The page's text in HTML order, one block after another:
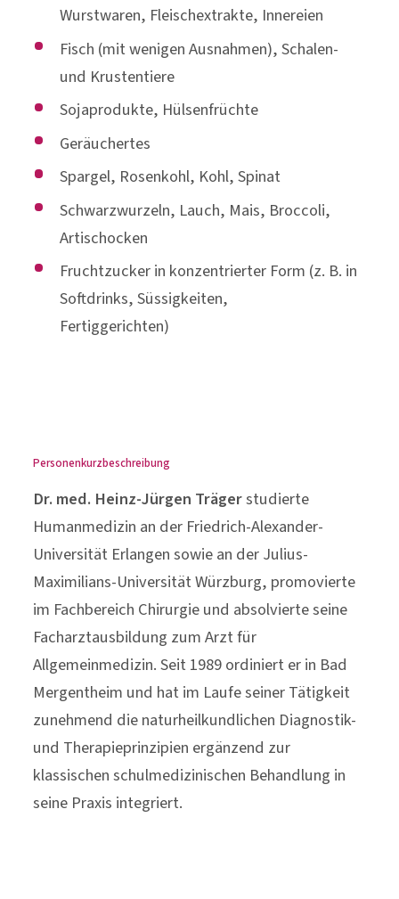
Wurstwaren, Fleischextrakte, Innereien
Fisch (mit wenigen Ausnahmen), Schalen-
und Krustentiere
Sojaprodukte, Hülsenfrüchte
Geräuchertes
Spargel, Rosenkohl, Kohl, Spinat
Schwarzwurzeln, Lauch, Mais, Broccoli,
Artischocken
Fruchtzucker in konzentrierter Form (z. B. in
Softdrinks, Süssigkeiten,
Fertiggerichten)
Personenkurzbeschreibung
Dr. med. Heinz-Jürgen Trägerstudierte
Humanmedizin an der Friedrich-Alexander-
Universität Erlangen sowie an der Julius-
Maximilians-Universität Würzburg, promovierte
im Fachbereich Chirurgie und absolvierte seine
Facharztausbildung zum Arzt für
Allgemeinmedizin. Seit 1989 ordiniert er in Bad
Mergentheim und hat im Laufe seiner Tätigkeit
zunehmend die naturheilkundlichen Diagnostik-
und Therapieprinzipien ergänzend zur
klassischen schulmedizinischen Behandlung in
seine Praxis integriert.